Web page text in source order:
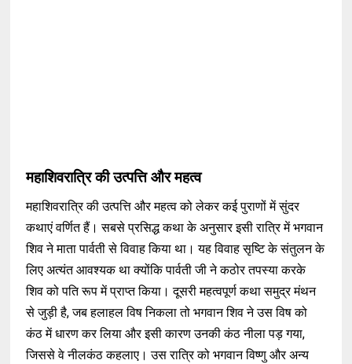
महाशिवरात्रि की उत्पत्ति और महत्व
महाशिवरात्रि की उत्पत्ति और महत्व को लेकर कई पुराणों में सुंदर
कथाएं वर्णित हैं। सबसे प्रसिद्ध कथा के अनुसार इसी रात्रि में भगवान
शिव ने माता पार्वती से विवाह किया था। यह विवाह सृष्टि के संतुलन के
लिए अत्यंत आवश्यक था क्योंकि पार्वती जी ने कठोर तपस्या करके
शिव को पति रूप में प्राप्त किया। दूसरी महत्वपूर्ण कथा समुद्र मंथन
से जुड़ी है, जब हलाहल विष निकला तो भगवान शिव ने उस विष को
कंठ में धारण कर लिया और इसी कारण उनकी कंठ नीला पड़ गया,
जिससे वे नीलकंठ कहलाए। उस रात्रि को भगवान विष्णु और अन्य